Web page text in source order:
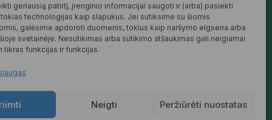
geriausią patirtį, įrenginio informacijai saugoti ir (arba) pasiekti
technologijas kaip slapukus. Jei sutiksime su šiomis
galėsime apdoroti duomenis, tokius kaip naršymo elgsena arba
svetainėje. Nesutikimas arba sutikimo atšaukimas gali neigiamai
tikras funkcijas ir funkcijas.
Neigti Peržiūrėti nuostatas
draugiškos tiek Jums, tiek gamtai.
SKAITYTI DAUGIAU